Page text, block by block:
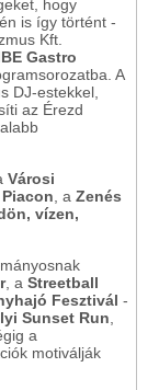
hogy
is így történt -
Kft.
Gastro
A
DJ-estekkel,
az Érezd
Városi
, a Zenés
vízen,
, a Streetball
Fesztivál -
Sunset Run
a
motiválják